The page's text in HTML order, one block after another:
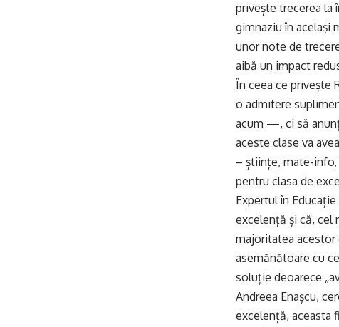
privește trecerea la
gimnaziu în același
unor note de
aibă un impact
În ceea ce privește
o admitere
acum —, ci să
aceste clase va
– științe, mate-info,
pentru clasa de
Expertul în
excelență și că, cel
majoritatea acestor
asemănătoare cu
soluție deoarece
Andreea Enașcu,
excelență, aceasta